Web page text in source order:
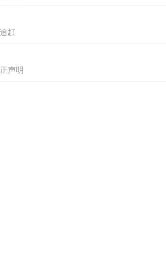
出，也正是欧亚基于产业变化与社
力、表达力、沟通力与用户洞察
标准下的“成功”，找到热爱、
赶
声明